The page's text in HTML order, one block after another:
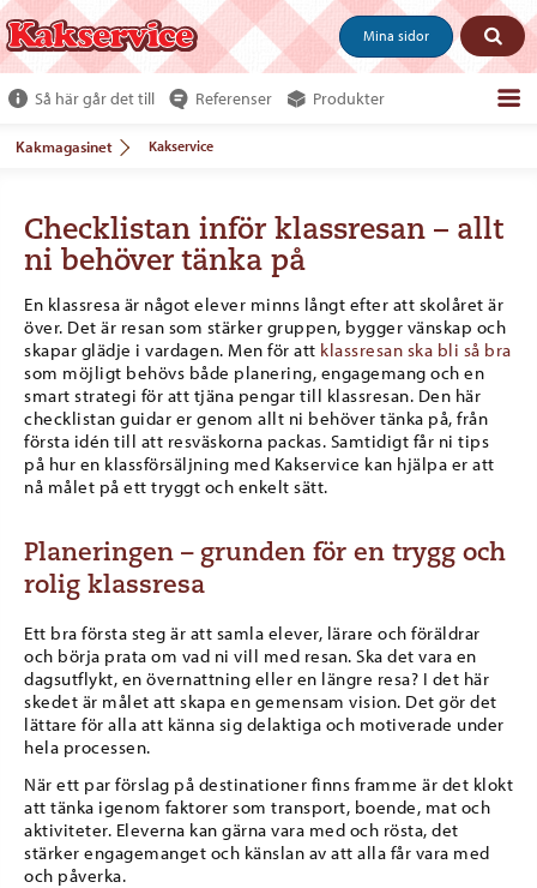
Mina sidor
Så här går det till Referenser Produkter
Om webshoppen
Kundservice
Tjäna pengar
Kakmagasinet Kakservice
Checklistan inför klassresan – allt
ni behöver tänka på
En klassresa är något elever minns långt efter att skolåret är
över. Det är resan som stärker gruppen, bygger vänskap och
skapar glädje i vardagen. Men för att klassresan ska bli så bra
som möjligt behövs både planering, engagemang och en
smart strategi för att tjäna pengar till klassresan. Den här
checklistan guidar er genom allt ni behöver tänka på, från
första idén till att resväskorna packas. Samtidigt får ni tips
på hur en klassförsäljning med Kakservice kan hjälpa er att
nå målet på ett tryggt och enkelt sätt.
Planeringen – grunden för en trygg och
rolig klassresa
Ett bra första steg är att samla elever, lärare och föräldrar
och börja prata om vad ni vill med resan. Ska det vara en
dagsutflykt, en övernattning eller en längre resa? I det här
skedet är målet att skapa en gemensam vision. Det gör det
lättare för alla att känna sig delaktiga och motiverade under
hela processen.
När ett par förslag på destinationer finns framme är det klokt
att tänka igenom faktorer som transport, boende, mat och
aktiviteter. Eleverna kan gärna vara med och rösta, det
stärker engagemanget och känslan av att alla får vara med
och påverka.